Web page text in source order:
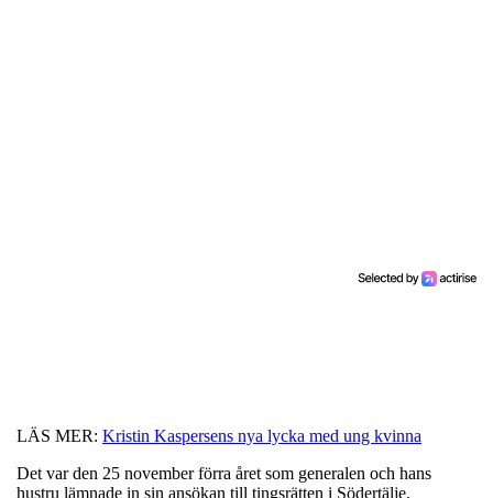
LÄS MER: Kristin Kaspersens nya lycka med ung kvinna
Det var den 25 november förra året som generalen och hans
hustru lämnade in sin ansökan till tingsrätten i Södertälje.